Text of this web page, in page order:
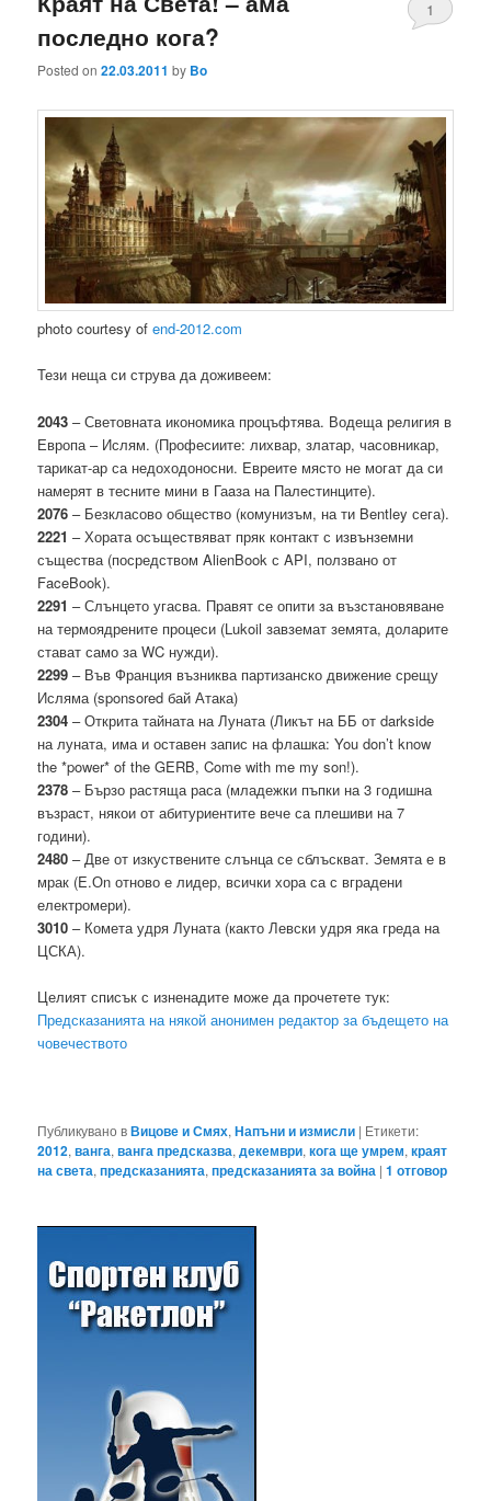
последно кога?
Posted on22.03.2011 by Bo
1
photo courtesy ofend-2012.com
Тези неща си струва да доживеем:
2043 – Световната икономика процъфтява. Водеща религия в
Европа – Ислям. (Професиите: лихвар, златар, часовникар,
тарикат-ар са недоходоносни. Eвреите място не могат да си
намерят в тесните мини в Гаaза на Палестинците).
2076 – Безкласово общество (комунизъм, на ти Bentley сега).
2221 – Хората осъществяват пряк контакт с извънземни
същества (посредством AlienBook с API, ползвано от
FaceBook).
2291 – Слънцето угасва. Правят се опити за възстановяване
на термоядрените процеси (Lukoil завземат земята, доларите
стават само за WC нужди).
2299 – Във Франция възниква партизанско движение срещу
Исляма (sponsored бай Атака)
2304 – Открита тайната на Луната (Ликът на ББ от darkside
на луната, има и оставен запис на флашка: You don’t know
the *power* of the GERB, Come with me my son!).
2378 – Бързо растяща раса (младежки пъпки на 3 годишна
възраст, някои от абитуриентите вече са плешиви на 7
години).
2480 – Две от изкуствените слънца се сблъскват. Земята е в
мрак (E.Оn отново е лидер, всички хора са с вградени
електромери).
3010 – Комета удря Луната (както Левски удря яка греда на
ЦСКА).
Целият списък с изненадите може да прочетете тук:
Предсказанията на някой анонимен редактор за бъдещето на
човечеството
Публикувано вВицове и Смях,Напъни и измисли | Етикети:
2012,ванга,ванга предсказва,декември,кога ще умрем,краят
на света,предсказанията,предсказанията за война |1 отговор